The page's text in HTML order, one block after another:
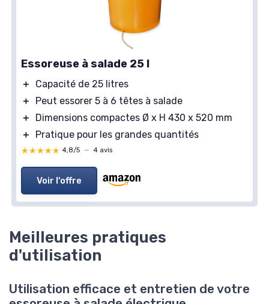
Essoreuse à salade 25 l
＋
Capacité de 25 litres
＋
Peut essorer 5 à 6 têtes à salade
＋
Dimensions compactes Ø x H 430 x 520 mm
＋
Pratique pour les grandes quantités
★★★★★
★★★★★ 4,8/5 — 4 avis
Voir l'offre
Meilleures pratiques
d'utilisation
Utilisation efficace et entretien de votre